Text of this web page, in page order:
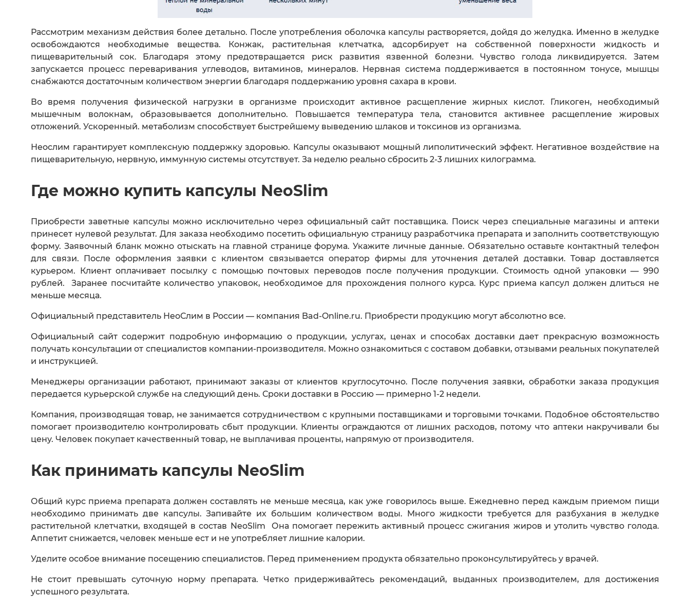
Рассмотрим механизм действия более детально. После употребления оболочка капсулы растворяется, дойдя до желудка. Именно в желудке
освобождаются необходимые вещества. Конжак, растительная клетчатка, адсорбирует на собственной поверхности жидкость и
пищеварительный сок. Благодаря этому предотвращается риск развития язвенной болезни. Чувство голода ликвидируется. Затем
запускается процесс переваривания углеводов, витаминов, минералов. Нервная система поддерживается в постоянном тонусе, мышцы
снабжаются достаточным количеством энергии благодаря поддержанию уровня сахара в крови.
Во время получения физической нагрузки в организме происходит активное расщепление жирных кислот. Гликоген, необходимый
мышечным волокнам, образовывается дополнительно. Повышается температура тела, становится активнее расщепление жировых
отложений. Ускоренный. метаболизм способствует быстрейшему выведению шлаков и токсинов из организма.
Неослим гарантирует комплексную поддержку здоровью. Капсулы оказывают мощный липолитический эффект. Негативное воздействие на
пищеварительную, нервную, иммунную системы отсутствует. За неделю реально сбросить 2-3 лишних килограмма.
Где можно купить капсулы NeoSlim
Приобрести заветные капсулы можно исключительно через официальный сайт поставщика. Поиск через специальные магазины и аптеки
принесет нулевой результат. Для заказа необходимо посетить официальную страницу разработчика препарата и заполнить соответствующую
форму. Заявочный бланк можно отыскать на главной странице форума. Укажите личные данные. Обязательно оставьте контактный телефон
для связи. После оформления заявки с клиентом связывается оператор фирмы для уточнения деталей доставки. Товар доставляется
курьером. Клиент оплачивает посылку с помощью почтовых переводов после получения продукции. Стоимость одной упаковки — 990
рублей. Заранее посчитайте количество упаковок, необходимое для прохождения полного курса. Курс приема капсул должен длиться не
меньше месяца.
Официальный представитель НеоСлим в России — компания Bad-Online.ru. Приобрести продукцию могут абсолютно все.
Официальный сайт содержит подробную информацию о продукции, услугах, ценах и способах доставки дает прекрасную возможность
получать консультации от специалистов компании-производителя. Можно ознакомиться с составом добавки, отзывами реальных покупателей
и инструкцией.
Менеджеры организации работают, принимают заказы от клиентов круглосуточно. После получения заявки, обработки заказа продукция
передается курьерской службе на следующий день. Сроки доставки в Россию — примерно 1-2 недели.
Компания, производящая товар, не занимается сотрудничеством с крупными поставщиками и торговыми точками. Подобное обстоятельство
помогает производителю контролировать сбыт продукции. Клиенты ограждаются от лишних расходов, потому что аптеки накручивали бы
цену. Человек покупает качественный товар, не выплачивая проценты, напрямую от производителя.
Как принимать капсулы NeoSlim
Общий курс приема препарата должен составлять не меньше месяца, как уже говорилось выше. Ежедневно перед каждым приемом пищи
необходимо принимать две капсулы. Запивайте их большим количеством воды. Много жидкости требуется для разбухания в желудке
растительной клетчатки, входящей в состав NeoSlim Она помогает пережить активный процесс сжигания жиров и утолить чувство голода.
Аппетит снижается, человек меньше ест и не употребляет лишние калории.
Уделите особое внимание посещению специалистов. Перед применением продукта обязательно проконсультируйтесь у врачей.
Не стоит превышать суточную норму препарата. Четко придерживайтесь рекомендаций, выданных производителем, для достижения
успешного результата.